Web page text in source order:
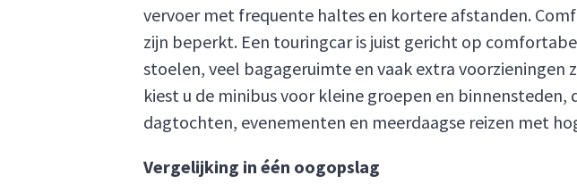
vervoer met frequente haltes en kortere afstanden.
zijn beperkt. Een touringcar is juist gericht op
stoelen, veel bagageruimte en vaak extra
kiest u de minibus voor kleine groepen en
dagtochten, evenementen en meerdaagse reizen met
Vergelijking in één oogopslag